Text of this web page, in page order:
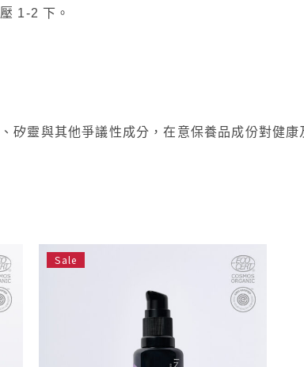
1-2 下。
矽靈與其他爭議性成分，在意保養品成份對
Sale